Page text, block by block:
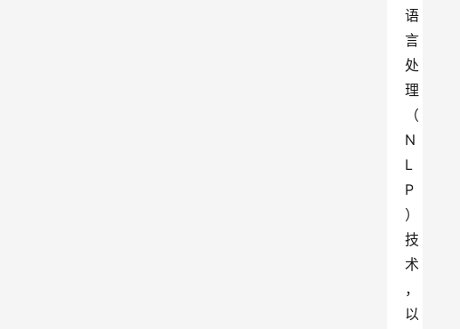
语
言
处
理
（
N
L
P
）
技
术
，
以